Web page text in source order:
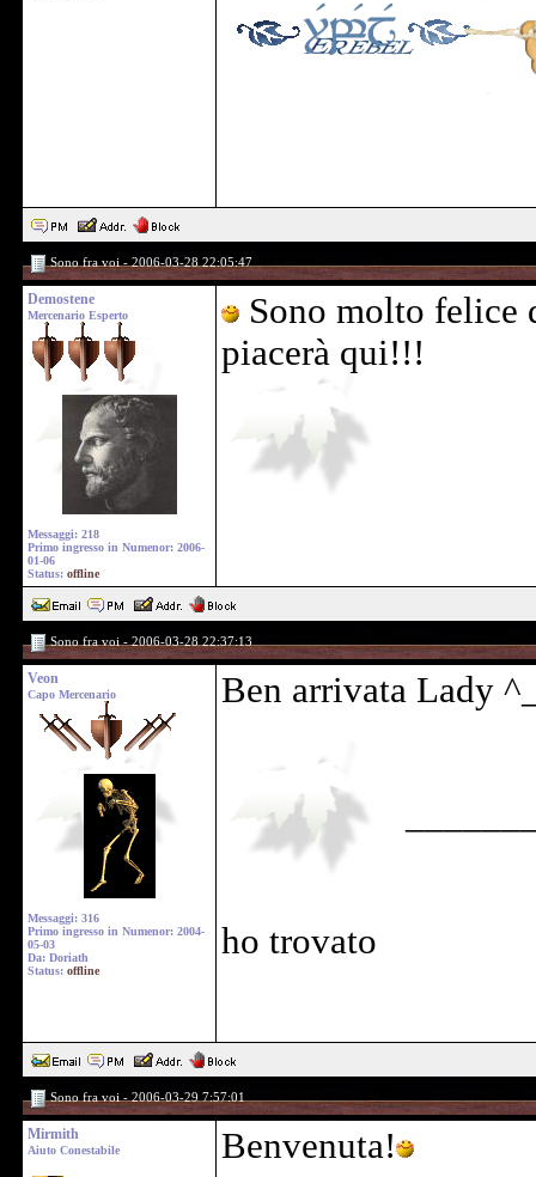
Sono fra voi - 2006-03-28 22:05:47
Demostene
Mercenario Esperto
Messaggi: 218
Primo ingresso in Numenor: 2006-
01-06
Status: offline
Sono molto felice
piacerà qui!!!
Sono fra voi - 2006-03-28 22:37:13
Veon
Capo Mercenario
Messaggi: 316
Primo ingresso in Numenor: 2004-
05-03
Da: Doriath
Status: offline
Ben arrivata Lady
ho trovato
Sono fra voi - 2006-03-29 7:57:01
Mirmith
Aiuto Conestabile Benvenuta!